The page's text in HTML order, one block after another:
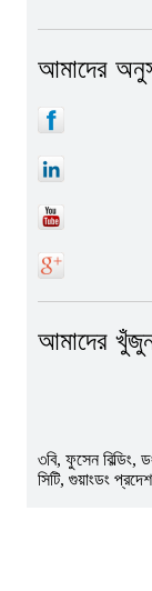
আমাদের
আমাদের
৩বি, ফুসেন বিল্ডিং,
সিটি, গুয়াংডং প্রদেশ